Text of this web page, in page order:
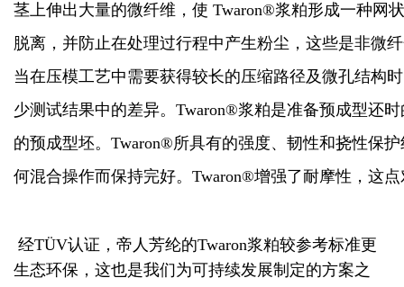
茎上伸出大量的微纤维，使 Twaron®浆粕形成一种网
脱离，并防止在处理过行程中产生粉尘，这些是非微
当在压模工艺中需要获得较长的压缩路径及微孔结构
少测试结果中的差异。Twaron®浆粕是准备预成型还
的预成型坯。Twaron®所具有的强度、韧性和挠性保
何混合操作而保持完好。Twaron®增强了耐摩性，这
经TÜV认证，帝人芳纶的Twaron浆粕较参考标准更
生态环保，这也是我们为可持续发展制定的方案之